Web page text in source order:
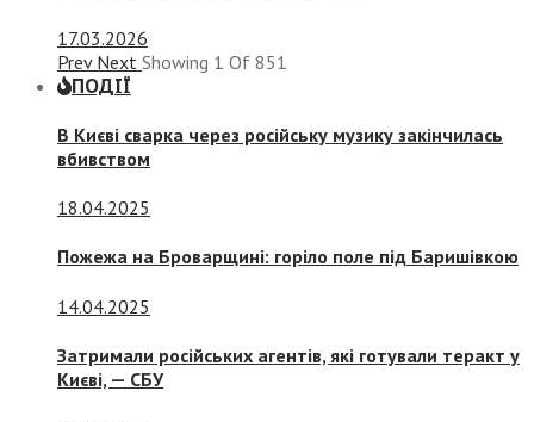
17.03.2026
Prev Next Showing 1 Of 851
ПОДІЇ
В Києві сварка через російську музику закінчилась
вбивством
18.04.2025
Пожежа на Броварщині: горіло поле під Баришівкою
14.04.2025
Затримали російських агентів, які готували теракт у
Києві, — СБУ